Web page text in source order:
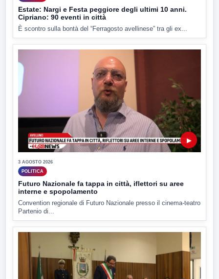
Estate: Nargi e Festa peggiore degli ultimi 10 anni.
Cipriano: 90 eventi in città
È scontro sulla bontà del “Ferragosto avellinese” tra gli ex...
▶
3 AGOSTO 2026
POLITICA
Futuro Nazionale fa tappa in città, iflettori su aree
interne e spopolamento
Convention regionale di Futuro Nazionale presso il cinema-teatro
Partenio di...